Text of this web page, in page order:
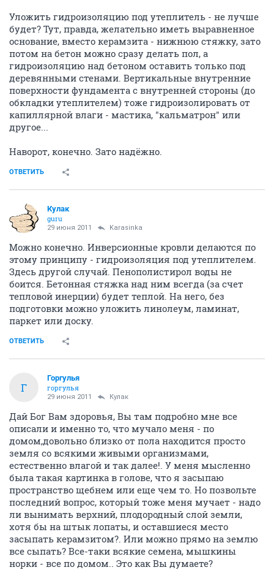
Уложить гидроизоляцию под утеплитель - не лучше
будет? Тут, правда, желательно иметь выравненное
основание, вместо керамзита - нижнюю стяжку, зато
потом на бетон можно сразу делать пол, а
гидроизоляцию над бетоном оставить только под
деревянными стенами. Вертикальные внутренние
поверхности фундамента с внутренней стороны (до
обкладки утеплителем) тоже гидроизолировать от
капиллярной влаги - мастика, "кальматрон" или
другое...
Наворот, конечно. Зато надёжно.
ОТВЕТИТЬ
Кулак
guru
29 июня 2011 Karasinka
Можно конечно. Инверсионные кровли делаются по
этому принципу - гидроизоляция под утеплителем.
Здесь другой случай. Пенополистирол воды не
боится. Бетонная стяжка над ним всегда (за счет
тепловой инерции) будет теплой. На него, без
подготовки можно уложить линолеум, ламинат,
паркет или доску.
ОТВЕТИТЬ
Г
Горгулья
горгулья
29 июня 2011 Кулак
Дай Бог Вам здоровья, Вы там подробно мне все
описали и именно то, что мучало меня - по
домом,довольно близко от пола находится просто
земля со всякими живыми организмами,
естественно влагой и так далее!. У меня мысленно
была такая картинка в голове, что я засыпаю
пространство щебнем или еще чем то. Но позвольте
последний вопрос, который тоже меня мучает - надо
ли вынимать верхний, плодородный слой земли,
хотя бы на штык лопаты, и оставшиеся место
засыпать керамзитом?. Или можно прямо на землю
все сыпать? Все-таки всякие семена, мышкины
норки - все по домом.. Это как Вы думаете?